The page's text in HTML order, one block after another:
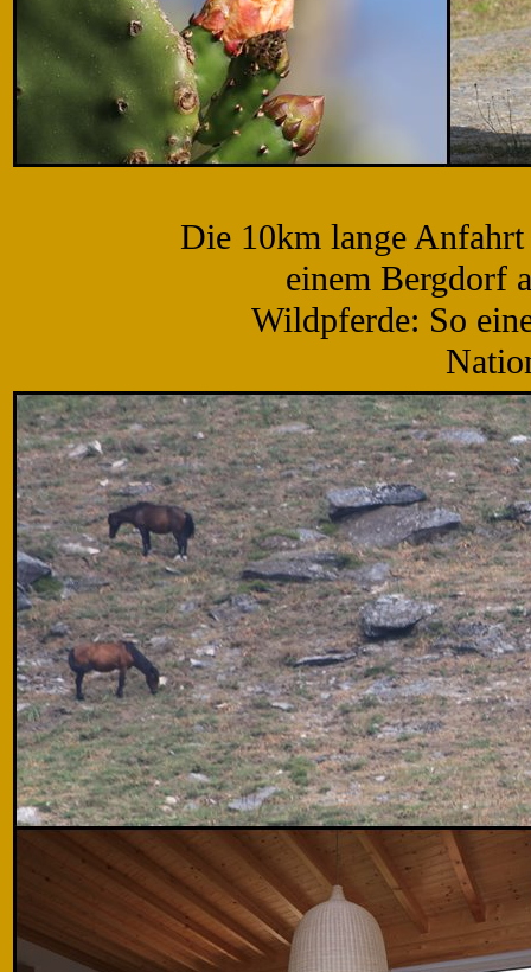
Die 10km lange
einem Bergdorf
Wildpferde: So